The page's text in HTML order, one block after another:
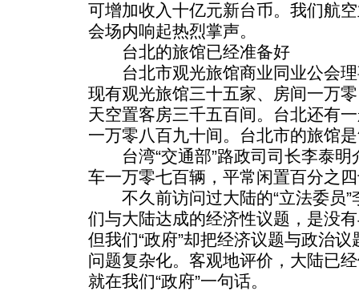
可增加收入十亿元新台币。我们航
会场内响起热烈掌声。
台北的旅馆已经准备好
台北市观光旅馆商业同业公会理
现有观光旅馆三十五家、房间一万
天空置客房三千五百间。台北还有
一万零八百九十间。台北市的旅馆
台湾“交通部”路政司司长李泰明
车一万零七百辆，平常闲置百分之
不久前访问过大陆的“立法委员”
们与大陆达成的经济性议题，是没
但我们“政府”却把经济议题与政治
问题复杂化。客观地评价，大陆已
就在我们“政府”一句话。